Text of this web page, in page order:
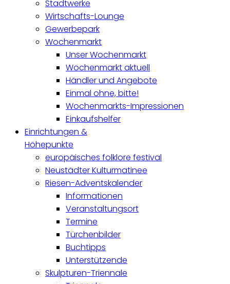
Stadtwerke
Wirtschafts-Lounge
Gewerbepark
Wochenmarkt
Unser Wochenmarkt
Wochenmarkt aktuell
Händler und Angebote
Einmal ohne, bitte!
Wochenmarkts-Impressionen
Einkaufshelfer
Einrichtungen &
Höhepunkte
europäisches folklore festival
Neustädter Kulturmatinee
Riesen-Adventskalender
Informationen
Veranstaltungsort
Termine
Türchenbilder
Buchtipps
Unterstützende
Skulpturen-Triennale